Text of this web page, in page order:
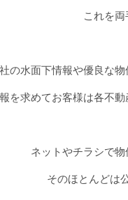
これを両
の水面下情報や優良な物
を求めてお客様は各不
ネットやチラシで物
そのほとんどは